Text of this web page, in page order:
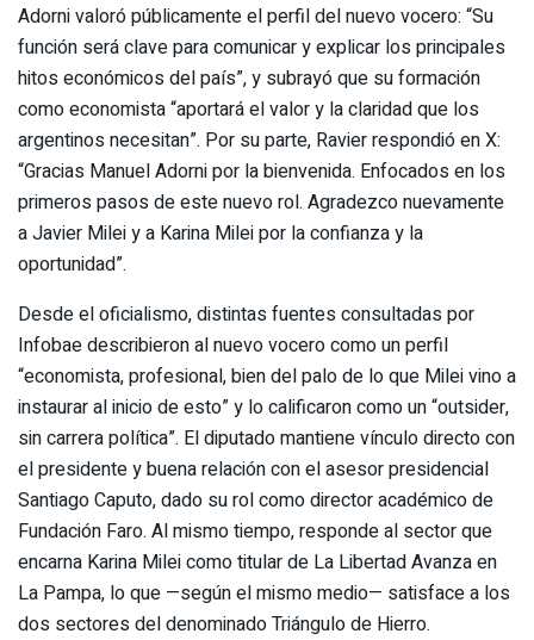
Adorni valoró públicamente el perfil del nuevo vocero: “Su
función será clave para comunicar y explicar los principales
hitos económicos del país”, y subrayó que su formación
como economista “aportará el valor y la claridad que los
argentinos necesitan”. Por su parte, Ravier respondió en X:
“Gracias Manuel Adorni por la bienvenida. Enfocados en los
primeros pasos de este nuevo rol. Agradezco nuevamente
a Javier Milei y a Karina Milei por la confianza y la
oportunidad”.
Desde el oficialismo, distintas fuentes consultadas por
Infobae describieron al nuevo vocero como un perfil
“economista, profesional, bien del palo de lo que Milei vino a
instaurar al inicio de esto” y lo calificaron como un “outsider,
sin carrera política”. El diputado mantiene vínculo directo con
el presidente y buena relación con el asesor presidencial
Santiago Caputo, dado su rol como director académico de
Fundación Faro. Al mismo tiempo, responde al sector que
encarna Karina Milei como titular de La Libertad Avanza en
La Pampa, lo que —según el mismo medio— satisface a los
dos sectores del denominado Triángulo de Hierro.